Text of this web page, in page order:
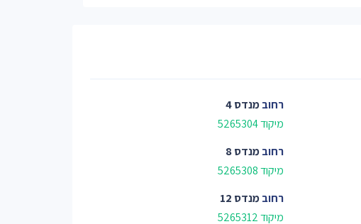
רחובמנדס 4
מיקוד 5265304
רחובמנדס 8
מיקוד 5265308
רחובמנדס 12
מיקוד 5265312